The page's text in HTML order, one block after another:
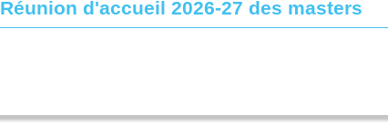
Réunion d'accueil 2026-27 des masters